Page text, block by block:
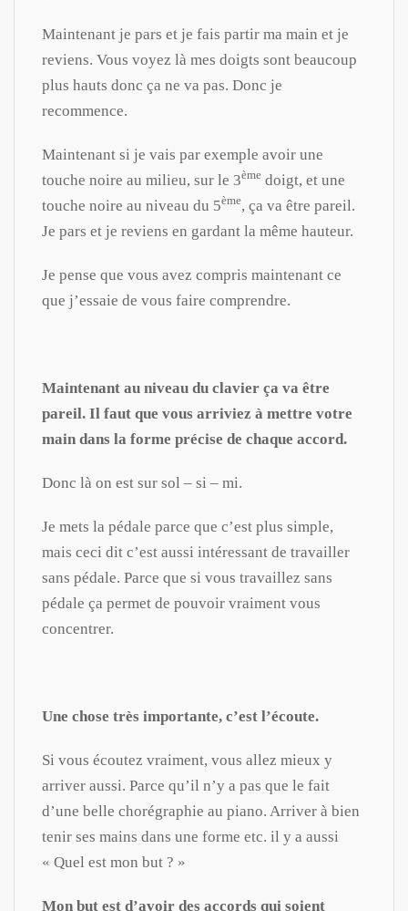
Maintenant je pars et je fais partir ma main et je
reviens. Vous voyez là mes doigts sont beaucoup
plus hauts donc ça ne va pas. Donc je
recommence.
Maintenant si je vais par exemple avoir une
touche noire au milieu, sur le 3ème doigt, et une
touche noire au niveau du 5ème, ça va être pareil.
Je pars et je reviens en gardant la même hauteur.
Je pense que vous avez compris maintenant ce
que j’essaie de vous faire comprendre.
Maintenant au niveau du clavier ça va être
pareil. Il faut que vous arriviez à mettre votre
main dans la forme précise de chaque accord.
Donc là on est sur sol – si – mi.
Je mets la pédale parce que c’est plus simple,
mais ceci dit c’est aussi intéressant de travailler
sans pédale. Parce que si vous travaillez sans
pédale ça permet de pouvoir vraiment vous
concentrer.
Une chose très importante, c’est l’écoute.
Si vous écoutez vraiment, vous allez mieux y
arriver aussi. Parce qu’il n’y a pas que le fait
d’une belle chorégraphie au piano. Arriver à bien
tenir ses mains dans une forme etc. il y a aussi
« Quel est mon but ? »
Mon but est d’avoir des accords qui soient